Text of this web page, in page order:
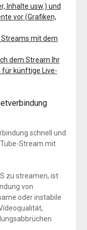
Inhalte usw.) und
vor (Grafiken,
Streams mit dem
dem Stream Ihr
für künftige Live-
schnell und
Stream mit
zu streamen, ist
von
oder instabile